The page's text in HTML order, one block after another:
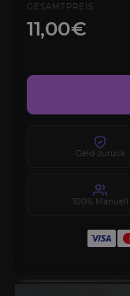
GESAMTPREIS
11,00€
Geld-zurück
100% Manuell